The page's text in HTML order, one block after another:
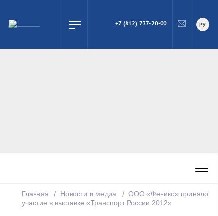
ПОИСК
+7 (812) 777-20-00 РУ
Главная Новости и медиа
ООО «Феникс» приняло
участие в выставке «Транспорт России 2012»